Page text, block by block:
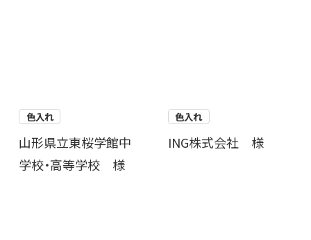
色入れ
山形県立東桜学館中
学校・高等学校 様
色入れ
ING株式会社 様